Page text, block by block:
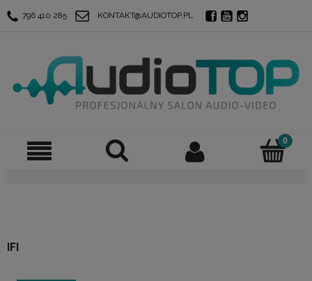
796 410 285 KONTAKT@AUDIOTOP.PL
IFI